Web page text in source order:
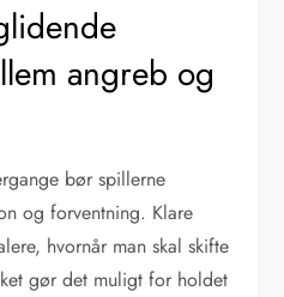
angreb og
bør spillerne
og forventning. Klare
hvornår man skal skifte
gør det muligt for holdet